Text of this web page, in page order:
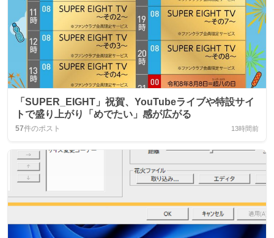
「SUPER_EIGHT」祝賀、YouTubeライブや特設サイ
トで盛り上がり「めでたい」感が広がる
57件のポスト 13時間前